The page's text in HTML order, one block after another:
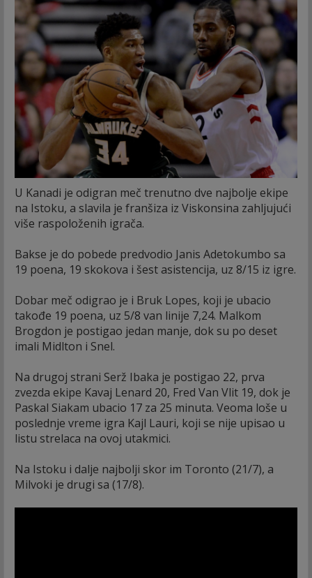
U Kanadi je odigran meč trenutno dve najbolje ekipe
na Istoku, a slavila je franšiza iz Viskonsina zahljujući
više raspoloženih igrača.
Bakse je do pobede predvodio Janis Adetokumbo sa
19 poena, 19 skokova i šest asistencija, uz 8/15 iz igre.
Dobar meč odigrao je i Bruk Lopes, koji je ubacio
takođe 19 poena, uz 5/8 van linije 7,24. Malkom
Brogdon je postigao jedan manje, dok su po deset
imali Midlton i Snel.
Na drugoj strani Serž Ibaka je postigao 22, prva
zvezda ekipe Kavaj Lenard 20, Fred Van Vlit 19, dok je
Paskal Siakam ubacio 17 za 25 minuta. Veoma loše u
poslednje vreme igra Kajl Lauri, koji se nije upisao u
listu strelaca na ovoj utakmici.
Na Istoku i dalje najbolji skor im Toronto (21/7), a
Milvoki je drugi sa (17/8).